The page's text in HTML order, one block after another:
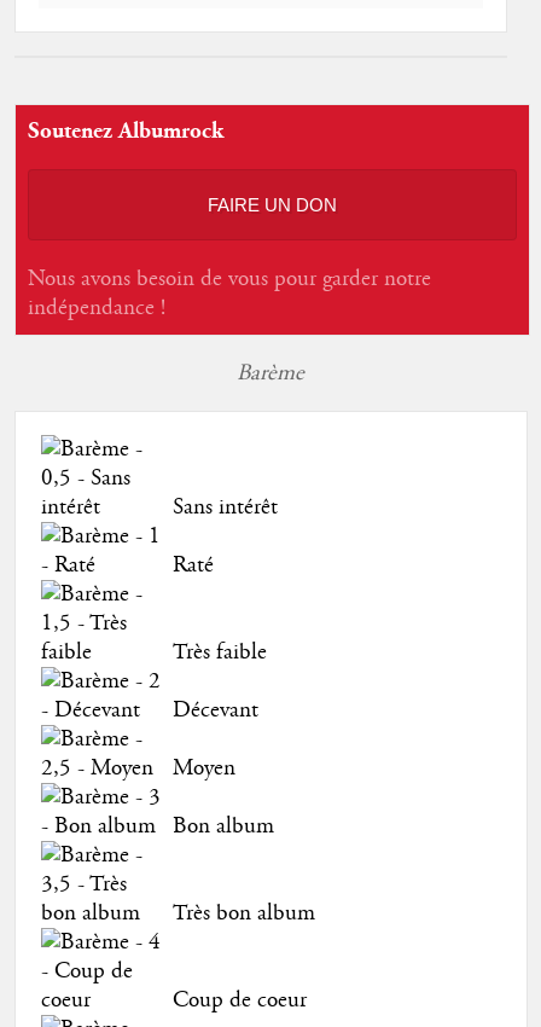
Soutenez Albumrock
FAIRE UN DON
Nous avons besoin de vous pour garder notre
indépendance !
Barème
Sans intérêt
Raté
Très faible
Décevant
Moyen
Bon album
Très bon album
Coup de coeur